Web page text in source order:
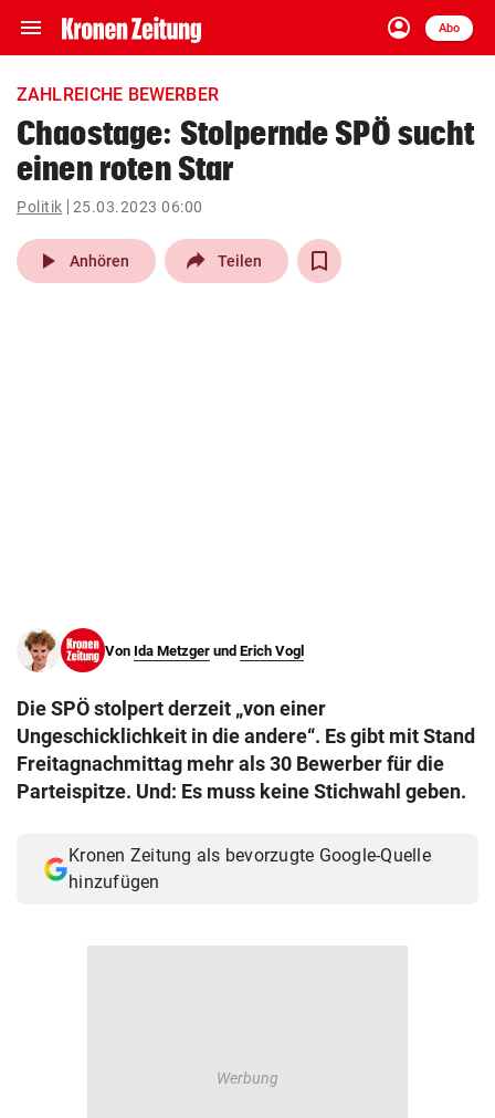
menu Navigation
ein-/ausklappen
account_circle
Anmelden
Abo
close Schließen
account_circle Anmelden
pin_drop
Wien arrow_right
ZAHLREICHE BEWERBER
Chaostage: Stolpernde SPÖ sucht
einen roten Star
Politik 25.03.2023 06:00
play_arrow Anhören Teilen
Von Ida Metzger und Erich Vogl
Die SPÖ stolpert derzeit „von einer
Ungeschicklichkeit in die andere“. Es gibt mit Stand
Freitagnachmittag mehr als 30 Bewerber für die
Parteispitze. Und: Es muss keine Stichwahl geben.
Kronen Zeitung als bevorzugte Google-Quelle
hinzufügen